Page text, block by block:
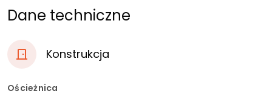
Dane techniczne
Konstrukcja
Ościeżnica